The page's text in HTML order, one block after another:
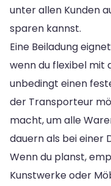
unter allen Kunden
sparen kannst.
Eine Beiladung
wenn du flexibel mit
unbedingt einen
der Transporteur
macht, um alle
dauern als bei einer
Wenn du planst,
Kunstwerke oder